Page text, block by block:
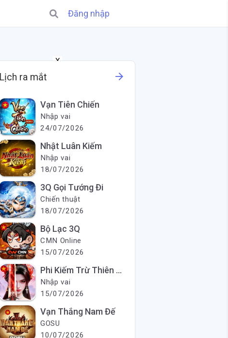
Đăng nhập
X
Lịch ra mắt arrow_forward
Vạn Tiên Chiến
Nhập vai
24/07/2026
Nhật Luân Kiếm
Nhập vai
18/07/2026
3Q Gọi Tướng Đi
Chiến thuật
18/07/2026
Bộ Lạc 3Q
CMN Online
15/07/2026
Phi Kiếm Trừ Thiên Ma
Nhập vai
15/07/2026
Vạn Thắng Nam Đế
GOSU
10/07/2026